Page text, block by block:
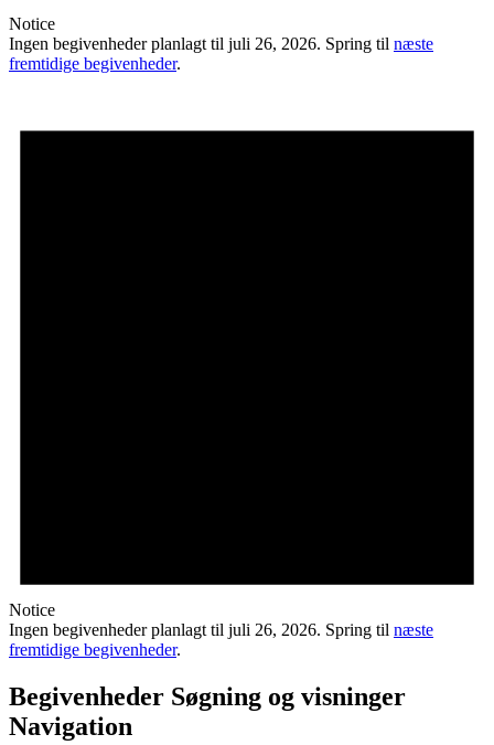
Notice
Ingen begivenheder planlagt til juli 26, 2026. Spring til næste
fremtidige begivenheder.
Notice
Ingen begivenheder planlagt til juli 26, 2026. Spring til næste
fremtidige begivenheder.
Begivenheder Søgning og visninger
Navigation